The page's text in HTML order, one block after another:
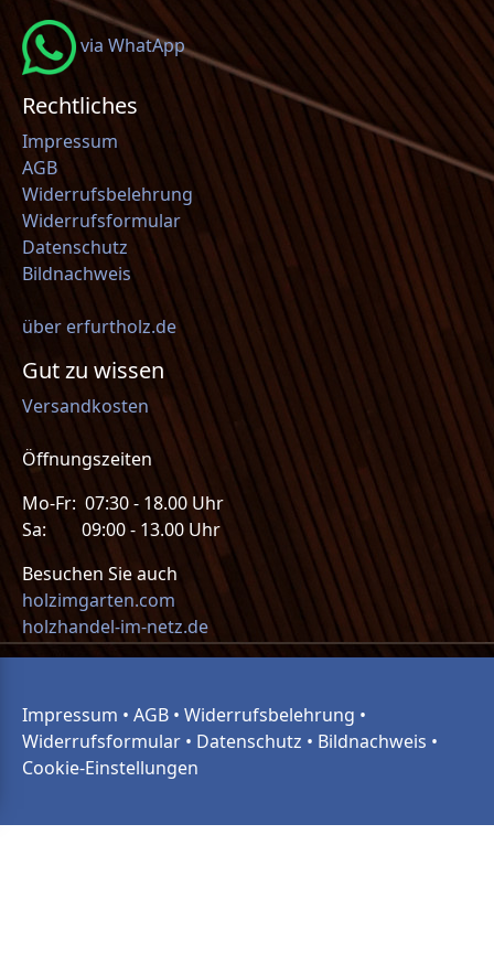
via WhatApp
Rechtliches
Impressum
AGB
Widerrufsbelehrung
Widerrufsformular
Datenschutz
Bildnachweis
über erfurtholz.de
Gut zu wissen
Versandkosten
Öffnungszeiten
Mo-Fr: 07:30 - 18.00 Uhr
Sa: 09:00 - 13.00 Uhr
Besuchen Sie auch
holzimgarten.com
holzhandel-im-netz.de
Impressum • AGB • Widerrufsbelehrung •
Widerrufsformular • Datenschutz • Bildnachweis •
Cookie-Einstellungen